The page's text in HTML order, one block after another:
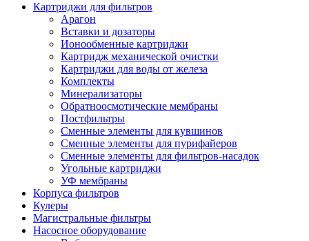
Картриджи для фильтров
Арагон
Вставки и дозаторы
Ионообменные картриджи
Картридж механической очистки
Картриджи для воды от железа
Комплекты
Минерализаторы
Обратноосмотические мембраны
Постфильтры
Сменные элементы для кувшинов
Сменные элементы для пурифайеров
Сменные элементы для фильтров-насадок
Угольные картриджи
УФ мембраны
Корпуса фильтров
Кулеры
Магистральные фильтры
Насосное оборудование